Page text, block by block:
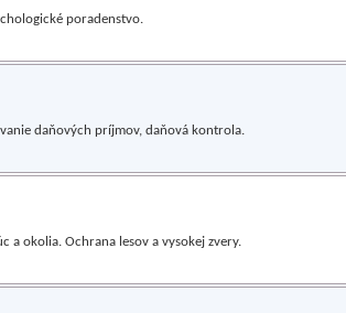
poradenstvo.
daňových príjmov, daňová kontrola.
a okolia. Ochrana lesov a vysokej zvery.